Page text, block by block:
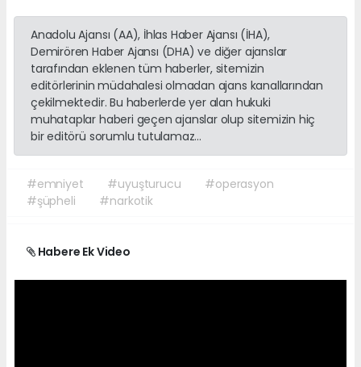
Anadolu Ajansı (AA), İhlas Haber Ajansı (İHA),
Demirören Haber Ajansı (DHA) ve diğer ajanslar
tarafından eklenen tüm haberler, sitemizin
editörlerinin müdahalesi olmadan ajans kanallarından
çekilmektedir. Bu haberlerde yer alan hukuki
muhataplar haberi geçen ajanslar olup sitemizin hiç
bir editörü sorumlu tutulamaz...
#emniyet #uyuşturucu
#operasyon
#şüpheli
#narkotik
Habere Ek Video